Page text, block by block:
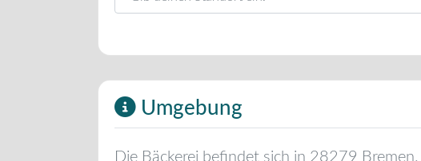
Umgebung
Die Bäckerei befindet sich in 28279 Bremen.